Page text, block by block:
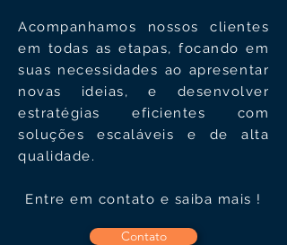
Acompanhamos nossos clientes
em todas as etapas, focando em
suas necessidades ao apresentar
novas ideias, e desenvolver
estratégias eficientes com
soluções escaláveis e de alta
qualidade.
Entre em contato e saiba mais !
Contato